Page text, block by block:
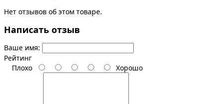
Нет отзывов об этом товаре.
Написать отзыв
Ваше имя:
Рейтинг
Плохо
Хорошо